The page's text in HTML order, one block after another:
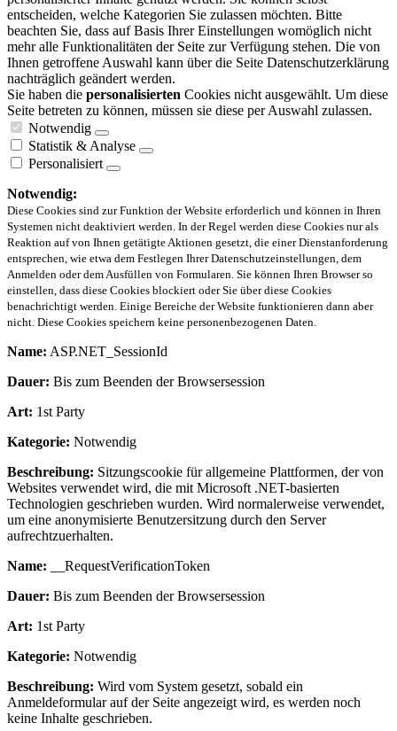
entscheiden, welche Kategorien Sie zulassen möchten. Bitte
beachten Sie, dass auf Basis Ihrer Einstellungen womöglich nicht
mehr alle Funktionalitäten der Seite zur Verfügung stehen. Die von
Ihnen getroffene Auswahl kann über die Seite Datenschutzerklärung
nachträglich geändert werden.
Sie haben die personalisierten Cookies nicht ausgewählt. Um diese
Seite betreten zu können, müssen sie diese per Auswahl zulassen.
Notwendig
Statistik & Analyse
Personalisiert
Notwendig:
Diese Cookies sind zur Funktion der Website erforderlich und können in Ihren
Systemen nicht deaktiviert werden. In der Regel werden diese Cookies nur als
Reaktion auf von Ihnen getätigte Aktionen gesetzt, die einer Dienstanforderung
entsprechen, wie etwa dem Festlegen Ihrer Datenschutzeinstellungen, dem
Anmelden oder dem Ausfüllen von Formularen. Sie können Ihren Browser so
einstellen, dass diese Cookies blockiert oder Sie über diese Cookies
benachrichtigt werden. Einige Bereiche der Website funktionieren dann aber
nicht. Diese Cookies speichern keine personenbezogenen Daten.
Name: ASP.NET_SessionId
Dauer: Bis zum Beenden der Browsersession
Art: 1st Party
Kategorie: Notwendig
Beschreibung: Sitzungscookie für allgemeine Plattformen, der von
Websites verwendet wird, die mit Microsoft .NET-basierten
Technologien geschrieben wurden. Wird normalerweise verwendet,
um eine anonymisierte Benutzersitzung durch den Server
aufrechtzuerhalten.
Name: __RequestVerificationToken
Dauer: Bis zum Beenden der Browsersession
Art: 1st Party
Kategorie: Notwendig
Beschreibung: Wird vom System gesetzt, sobald ein
Anmeldeformular auf der Seite angezeigt wird, es werden noch
keine Inhalte geschrieben.